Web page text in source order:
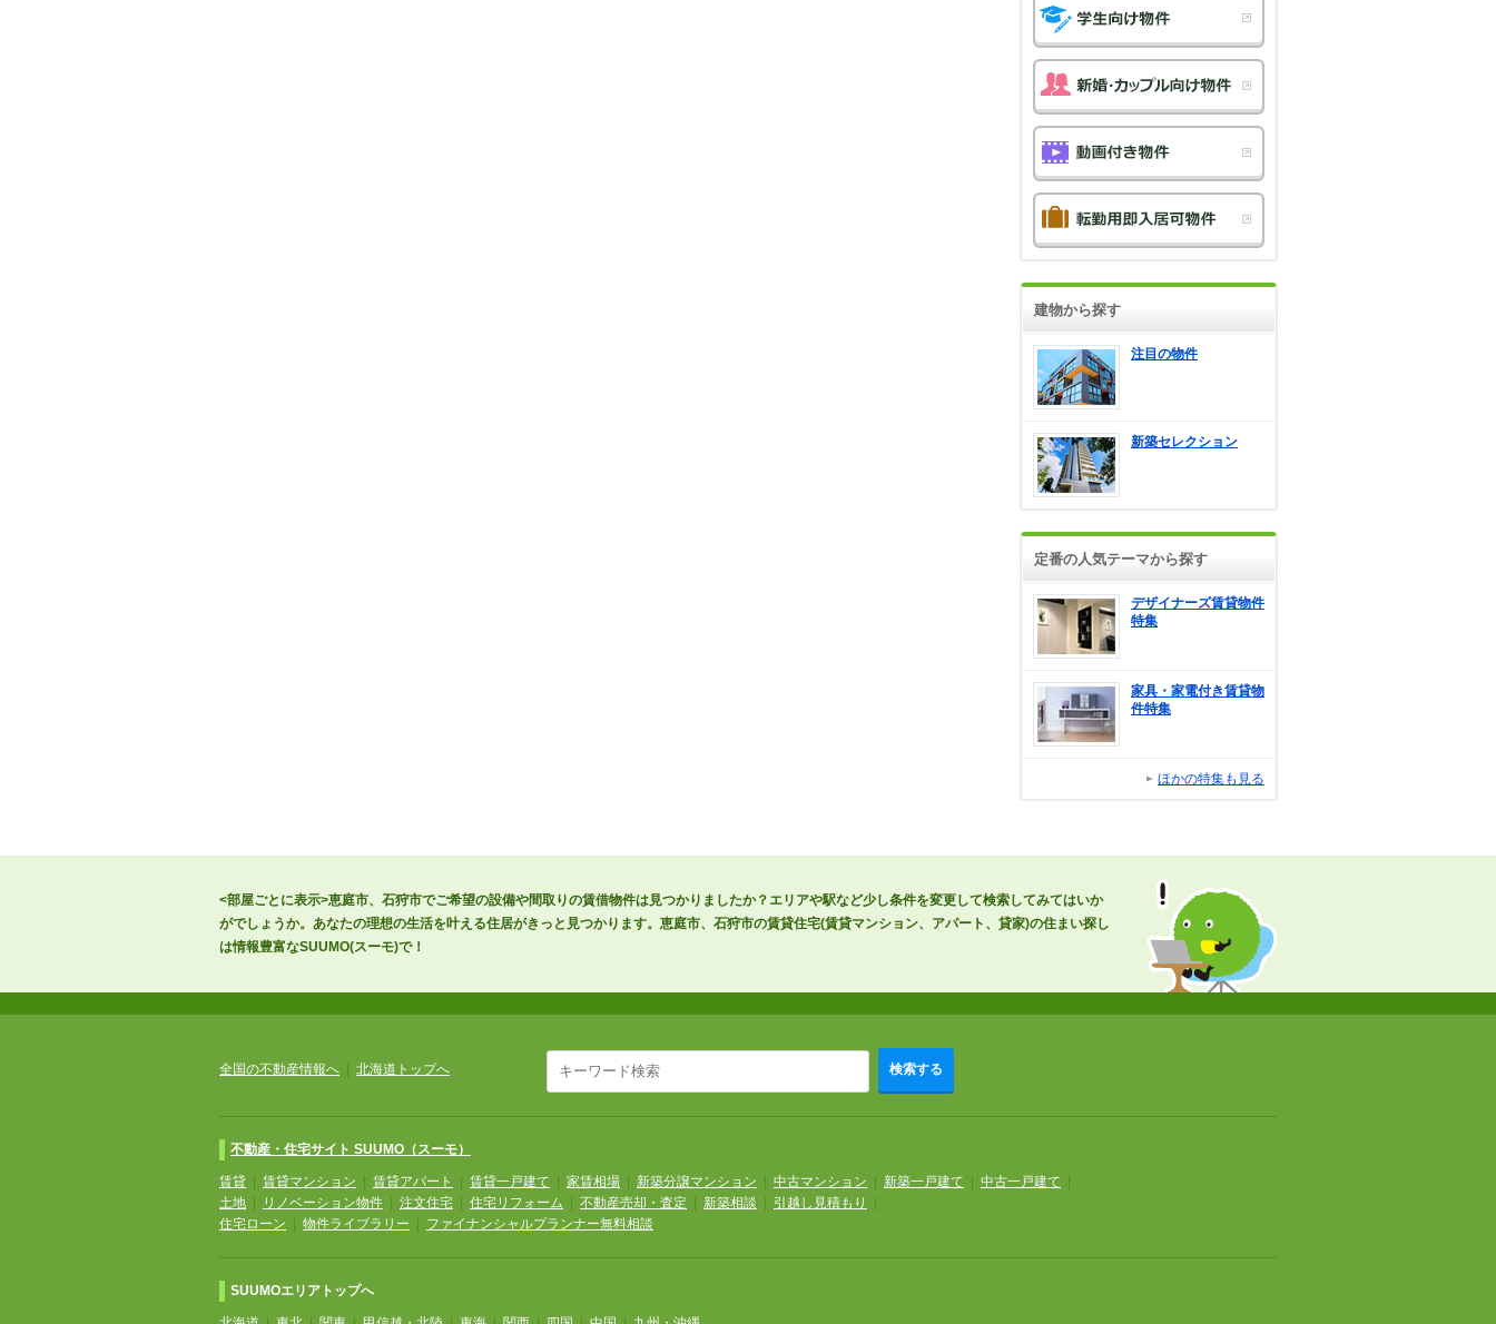
建物から探す
注目の物件
新築セレクション
定番の人気テーマから探す
デザイナーズ賃貸物件
特集
家具・家電付き賃貸物
件特集
ほかの特集も見る
<部屋ごとに表示>恵庭市、石狩市でご希望の設備や間取りの賃借物件は見つかりましたか？エリアや駅など少し条件を変更して検索してみてはいか
がでしょうか。あなたの理想の生活を叶える住居がきっと見つかります。恵庭市、石狩市の賃貸住宅(賃貸マンション、アパート、貸家)の住まい探し
は情報豊富なSUUMO(スーモ)で！
全国の不動産情報へ 北海道トップへ 検索する
不動産・住宅サイト SUUMO（スーモ）
賃貸 賃貸マンション 賃貸アパート 賃貸一戸建て 家賃相場 新築分譲マンション 中古マンション 新築一戸建て 中古一戸建て
土地
リノベーション物件 注文住宅 住宅リフォーム 不動産売却・査定 新築相談 引越し見積もり
住宅ローン
物件ライブラリー ファイナンシャルプランナー無料相談
SUUMOエリアトップへ